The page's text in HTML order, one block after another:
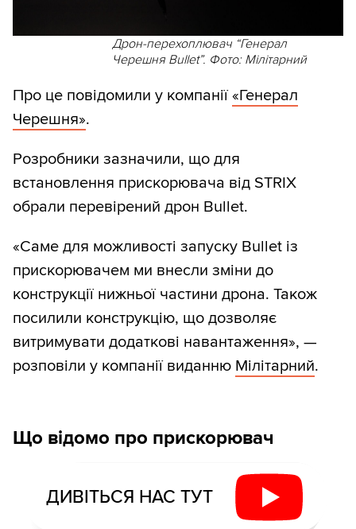
Дрон-перехоплювач “Генерал
Черешня Bullet”. Фото: Мілітарний
Про це повідомили у компанії«Генерал
Черешня».
Розробники зазначили, що для
встановлення прискорювача від STRIX
обрали перевірений дрон Bullet.
«Саме для можливості запуску Bullet із
прискорювачем ми внесли зміни до
конструкції нижньої частини дрона. Також
посилили конструкцію, що дозволяє
витримувати додаткові навантаження», —
розповіли у компанії виданню Мілітарний.
Що відомо про прискорювач
ДИВІТЬСЯ НАС ТУТ